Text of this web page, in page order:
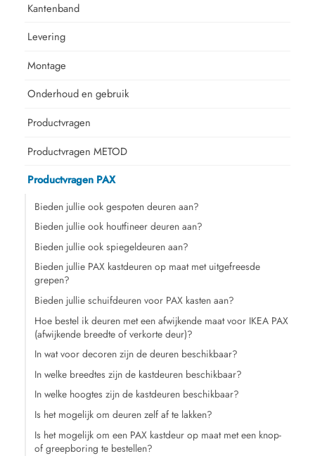
Kantenband
Levering
Montage
Onderhoud en gebruik
Productvragen
Productvragen METOD
Productvragen PAX
Bieden jullie ook gespoten deuren aan?
Bieden jullie ook houtfineer deuren aan?
Bieden jullie ook spiegeldeuren aan?
Bieden jullie PAX kastdeuren op maat met uitgefreesde
grepen?
Bieden jullie schuifdeuren voor PAX kasten aan?
Hoe bestel ik deuren met een afwijkende maat voor IKEA PAX
(afwijkende breedte of verkorte deur)?
In wat voor decoren zijn de deuren beschikbaar?
In welke breedtes zijn de kastdeuren beschikbaar?
In welke hoogtes zijn de kastdeuren beschikbaar?
Is het mogelijk om deuren zelf af te lakken?
Is het mogelijk om een PAX kastdeur op maat met een knop-
of greepboring te bestellen?